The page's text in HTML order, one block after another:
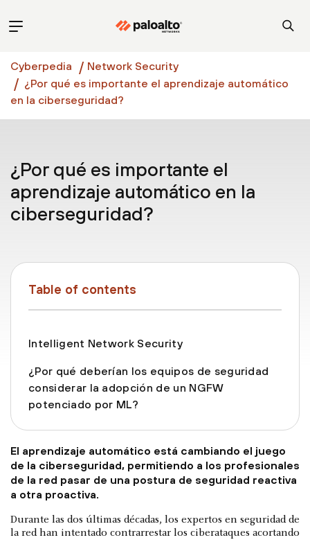
Cyberpedia
Network Security
¿Por qué es importante el aprendizaje automático
en la ciberseguridad?
¿Por qué es importante el
aprendizaje automático en la
ciberseguridad?
Table of contents
Intelligent Network Security
¿Por qué deberían los equipos de seguridad
considerar la adopción de un NGFW
potenciado por ML?
El aprendizaje automático está cambiando el juego
de la ciberseguridad, permitiendo a los profesionales
de la red pasar de una postura de seguridad reactiva
a otra proactiva.
Durante las dos últimas décadas, los expertos en seguridad de
la red han intentado contrarrestar los ciberataques acortando